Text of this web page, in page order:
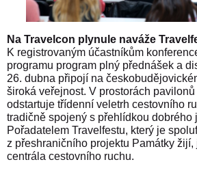
Na Travelcon plynule naváže
K registrovaným účastníkům
programu program plný přednášek a
26. dubna připojí na
široká veřejnost. V prostorách
odstartuje třídenní veletrh cestovního
tradičně spojený s přehlídkou dobrého
Pořadatelem Travelfestu, který je
z přeshraničního projektu Památky
centrála cestovního ruchu.